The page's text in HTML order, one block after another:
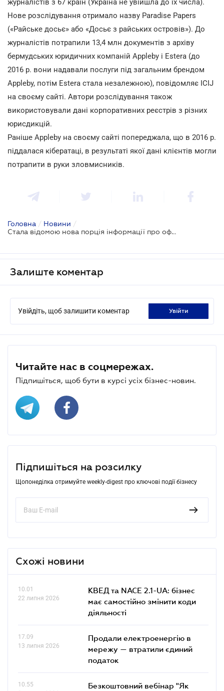
журналістів з 67 країн (Україна не увійшла до їх числа).
Нове розслідування отримало назву Paradise Papers
(«Райське досьє» або «Досьє з райських островів»). До
журналістів потрапили 13,4 млн документів з архіву
бермудських юридичних компаній Appleby і Estera (до
2016 р. вони надавали послуги під загальним брендом
Appleby, потім Estera стала незалежною), повідомляє ICIJ
на своєму сайті. Автори розслідування також
використовували дані корпоративних реєстрів з різних
юрисдикцій.
Раніше Appleby на своєму сайті попереджала, що в 2016 р.
піддалася кібератаці, в результаті якої дані клієнтів могли
потрапити в руки зловмисників.
Головна / Новини /
Стала відомою нова порція інформації про офшорні угоди
Залиште коментар
Увійдіть, щоб залишити коментар увійти
Читайте нас в соцмережах.
Підпишіться, щоб бути в курсі усіх бізнес-новин.
Підпишіться на розсилку
Щопонеділка отримуйте weekly-digest про ключові події бізнесу
Схожі новини
10.01
22 липня 2026
КВЕД та NACE 2.1-UA: бізнес
має самостійно змінити коди
діяльності
17.09
13 липня 2026
Продали електроенергію в
мережу — втратили єдиний
податок
10.55
Безкоштовний вебінар "Як